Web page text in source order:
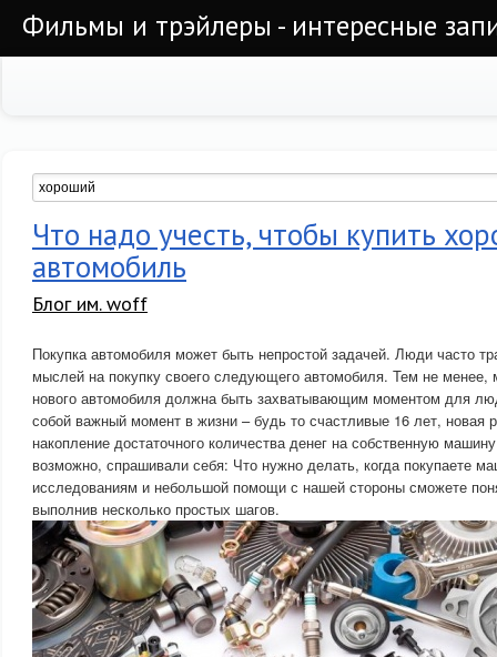
Фильмы и трэйлеры - интересные
Что надо учесть, чтобы купить
автомобиль
Блог им. woff
Покупка автомобиля может быть непростой задачей. Люди часто
мыслей на покупку своего следующего автомобиля. Тем не менее,
нового автомобиля должна быть захватывающим моментом для
собой важный момент в жизни – будь то счастливые 16 лет, новая
накопление достаточного количества денег на собственную
возможно, спрашивали себя: Что нужно делать, когда покупаете
исследованиям и небольшой помощи с нашей стороны сможете
выполнив несколько простых шагов.